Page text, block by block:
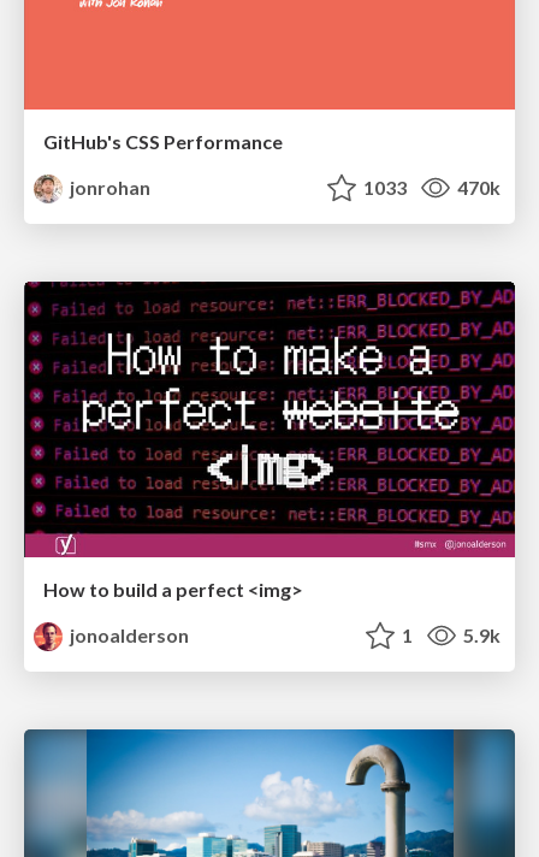
GitHub's CSS Performance
jonrohan
1033 470k
How to build a perfect <img>
jonoalderson
1 5.9k